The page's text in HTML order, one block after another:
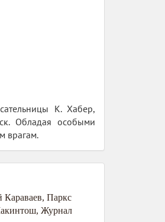
К. Хабер,
Обладая особыми
врагам.
, Паркс
, Журнал